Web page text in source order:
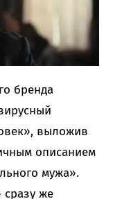
бренда
выложив
описанием
мужа».
сразу же